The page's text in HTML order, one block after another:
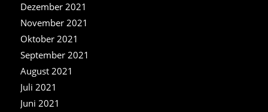
Dezember 2021
November 2021
Oktober 2021
September 2021
August 2021
Juli 2021
Juni 2021